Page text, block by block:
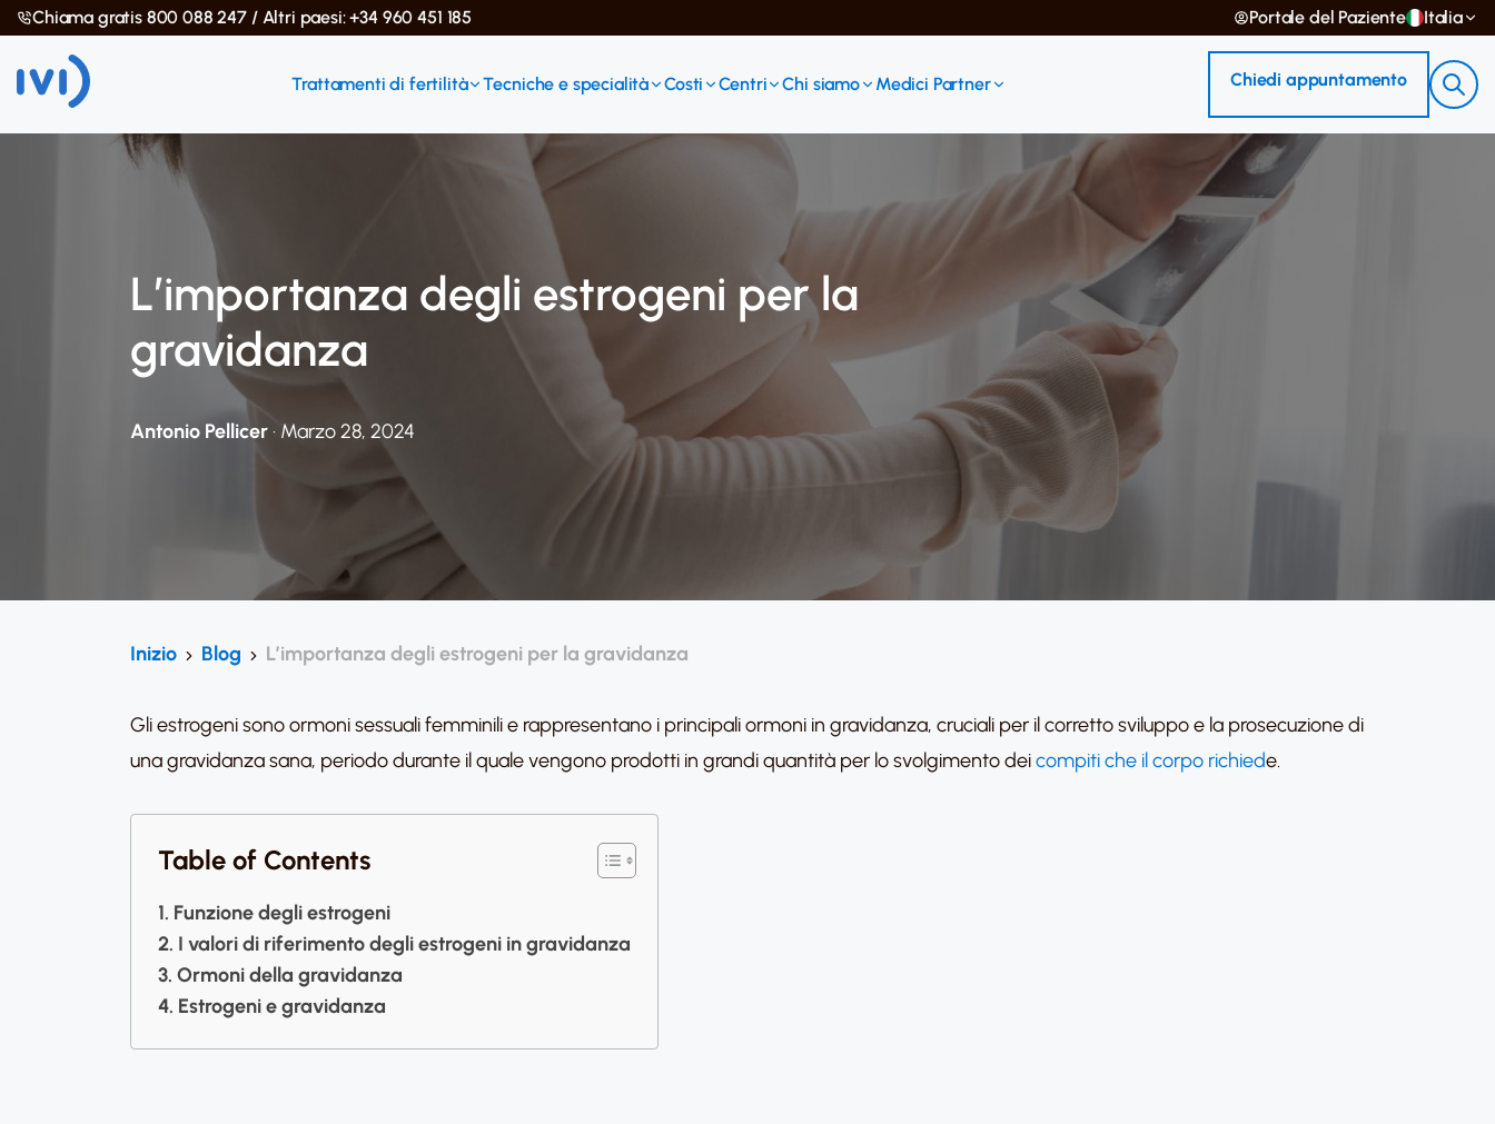
Chiama gratis 800 088 247 / Altri paesi: +34 960 451 185 Portale del Paziente Italia
Trattamenti di fertilità Tecniche e specialità Costi Centri Chi siamo Medici Partner Chiedi appuntamento
L’importanza degli estrogeni per la
gravidanza
Antonio Pellicer· Marzo 28, 2024
Inizio Blog L’importanza degli estrogeni per la gravidanza
Gli estrogeni sono ormoni sessuali femminili e rappresentano i principali ormoni in gravidanza, cruciali per il corretto sviluppo e la prosecuzione di
una gravidanza sana, periodo durante il quale vengono prodotti in grandi quantità per lo svolgimento deicompiti che il corpo richiede.
Table of Contents
Funzione degli estrogeni
I valori di riferimento degli estrogeni in gravidanza
Ormoni della gravidanza
Estrogeni e gravidanza